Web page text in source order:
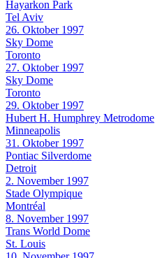
Hayarkon Park
Tel Aviv
26. Oktober 1997
Sky Dome
Toronto
27. Oktober 1997
Sky Dome
Toronto
29. Oktober 1997
Hubert H. Humphrey Metrodome
Minneapolis
31. Oktober 1997
Pontiac Silverdome
Detroit
2. November 1997
Stade Olympique
Montréal
8. November 1997
Trans World Dome
St. Louis